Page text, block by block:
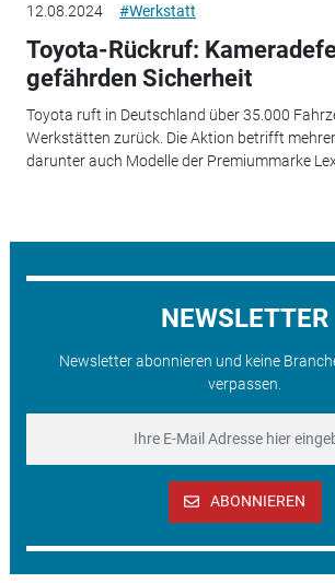
12.08.2024 #Werkstatt
Toyota-Rückruf:
gefährden Sicherheit
Toyota ruft in Deutschland über 35.000
Werkstätten zurück. Die Aktion betrifft
darunter auch Modelle der Premiummarke
NEWSLETTER
Newsletter abonnieren und keine
verpassen.
ABONNIEREN